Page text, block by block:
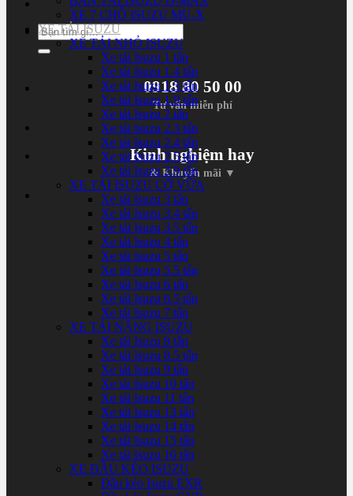
Tìm
kiếm:
0918 80 50 00
Tư vấn miễn phí
Kinh nghiệm hay
& Khuyến mãi ▼
XE 7 CHỖ ISUZU MU-X
XE TẢI ISUZU
XE TẢI NHỎ ISUZU
Xe tải Isuzu 1 tấn
Xe tải Isuzu 1.4 tấn
Xe tải Isuzu 1.5 tấn
Xe tải Isuzu 1.9 tấn
Xe tải Isuzu 2 tấn
Xe tải Isuzu 2.3 tấn
Xe tải Isuzu 2.4 tấn
Xe tải Isuzu 2.5 tấn
Xe tải Isuzu 2.9 tấn
XE TẢI ISUZU CỠ VỪA
Xe tải Isuzu 3 tấn
Xe tải Isuzu 3.4 tấn
Xe tải Isuzu 3.5 tấn
Xe tải Isuzu 4 tấn
Xe tải Isuzu 5 tấn
Xe tải Isuzu 5.5 tấn
Xe tải Isuzu 6 tấn
Xe tải Isuzu 6.5 tấn
Xe tải Isuzu 7 tấn
XE TẢI NẶNG ISUZU
Xe tải Isuzu 8 tấn
Xe tải Isuzu 8.5 tấn
Xe tải Isuzu 9 tấn
Xe tải Isuzu 10 tấn
Xe tải Isuzu 11 tấn
Xe tải Isuzu 13 tấn
Xe tải Isuzu 14 tấn
Xe tải Isuzu 15 tấn
Xe tải Isuzu 16 tấn
XE ĐẦU KÉO ISUZU
Đầu kéo Isuzu EXR